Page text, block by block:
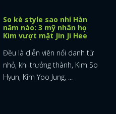
So kè style sao nhí Hàn
năm nào: 3 mỹ nhân họ
Kim vượt mặt Jin Ji Hee
Đều là diễn viên nổi danh từ
nhỏ, khi trưởng thành, Kim So
Hyun, Kim Yoo Jung, ...